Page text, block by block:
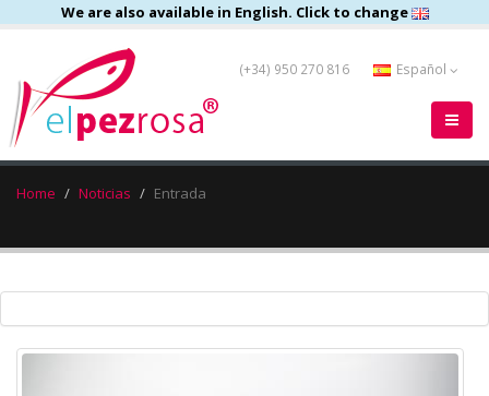
We are also available in English. Click to change
(+34) 950 270 816 Español
Home Noticias Entrada